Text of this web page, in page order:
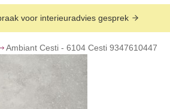
voor interieuradvies gesprek
Ambiant Cesti - 6104 Cesti 9347610447